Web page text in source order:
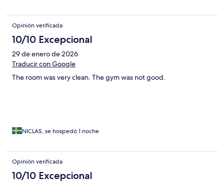
Opinión verificada
10/10 Excepcional
29 de enero de 2026
Traducir con Google
The room was very clean. The gym was not good.
NICLAS, se hospedó 1 noche
Opinión verificada
10/10 Excepcional